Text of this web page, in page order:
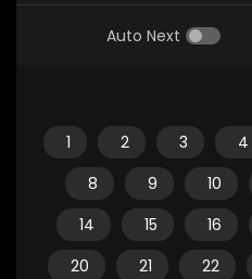
Auto Next
1 2 3 4
8
9 10
14
15 16
20
21 22